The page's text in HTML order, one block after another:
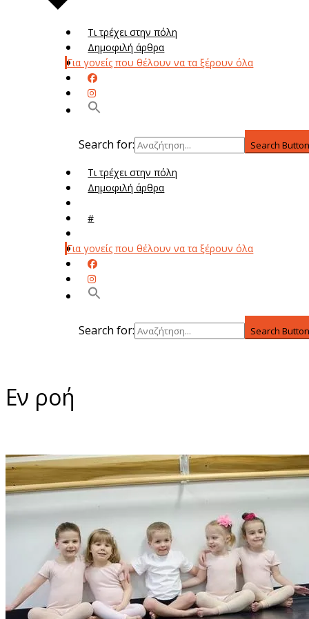
Τι τρέχει στην πόλη
Δημοφιλή άρθρα
Για γονείς που θέλουν να τα ξέρουν όλα
Search for: Search
Τι τρέχει στην πόλη
Δημοφιλή άρθρα
#
Για γονείς που θέλουν να τα ξέρουν όλα
Search for: Search
Εν ροή